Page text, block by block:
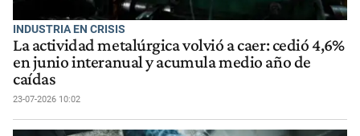
INDUSTRIA EN CRISIS
La actividad metalúrgica volvió a caer: cedió 4,6%
en junio interanual y acumula medio año de
caídas
23-07-2026 10:02